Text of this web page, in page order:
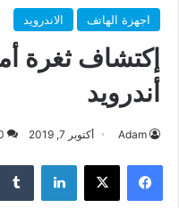
اجهزة الهاتف الاندرويد
إكتشاف ثغرة
أندرويد
Adam أكتوبر 7, 2019
فيسبوك ‫X لينكدإن